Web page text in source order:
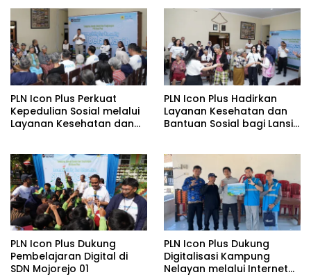
SUTET 500 kV Paiton–
Watudodol/Kalipuro
pada Semester I 2026
PLN Icon Plus Perkuat
Kepedulian Sosial melalui
Layanan Kesehatan dan
PLN Icon Plus Hadirkan
Layanan Kesehatan dan
Bantuan Sosial bagi Lansia
PLN Icon Plus Dukung
Pembelajaran Digital di
SDN Mojorejo 01
PLN Icon Plus Dukung
Digitalisasi Kampung
Nelayan melalui Internet